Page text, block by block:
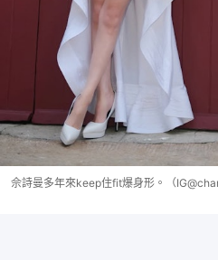
佘詩曼多年來keep住fit爆身形。（